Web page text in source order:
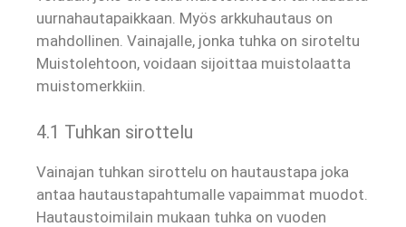
uurnahautapaikkaan. Myös arkkuhautaus on
mahdollinen. Vainajalle, jonka tuhka on siroteltu
Muistolehtoon, voidaan sijoittaa muistolaatta
muistomerkkiin.
4.1 Tuhkan sirottelu
Vainajan tuhkan sirottelu on hautaustapa joka
antaa hautaustapahtumalle vapaimmat muodot.
Hautaustoimilain mukaan tuhka on vuoden